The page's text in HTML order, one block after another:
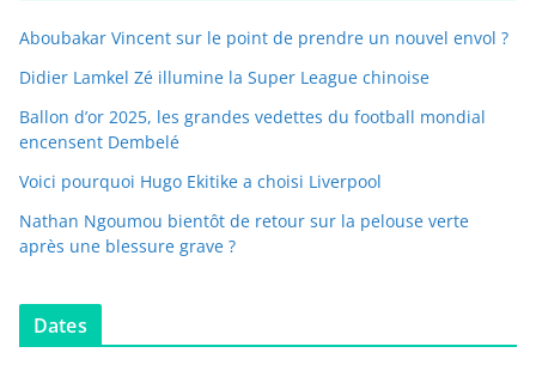
Aboubakar Vincent sur le point de prendre un nouvel envol ?
Didier Lamkel Zé illumine la Super League chinoise
Ballon d’or 2025, les grandes vedettes du football mondial
encensent Dembelé
Voici pourquoi Hugo Ekitike a choisi Liverpool
Nathan Ngoumou bientôt de retour sur la pelouse verte
après une blessure grave ?
Dates